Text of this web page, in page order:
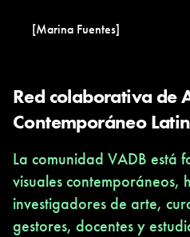
[Marina Fuentes]
Red colaborativa de
Contemporáneo
La comunidad VADB está
visuales contemporáneos,
investigadores de arte,
gestores, docentes y